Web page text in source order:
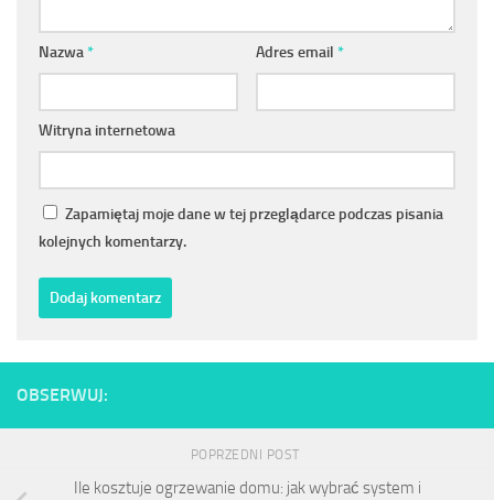
Nazwa* Adres email *
Witryna internetowa
Zapamiętaj moje dane w tej przeglądarce podczas pisania
kolejnych komentarzy.
OBSERWUJ:
POPRZEDNI POST
Ile kosztuje ogrzewanie domu: jak wybrać system i